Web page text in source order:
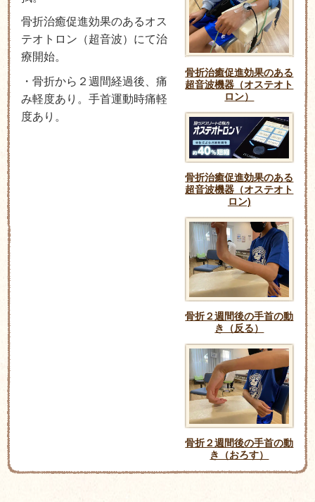
骨折治癒促進効果のある
超音波機器（オステオト
ロン）
骨折治癒促進効果のある
超音波機器（オステオト
ロン)
骨折２週間後の手首の動
き（反る）
骨折２週間後の手首の動
き（おろす）
骨折治癒促進効果のあるオス
テオトロン（超音波）にて治
療開始。
・骨折から２週間経過後、痛
み軽度あり。手首運動時痛軽
度あり。